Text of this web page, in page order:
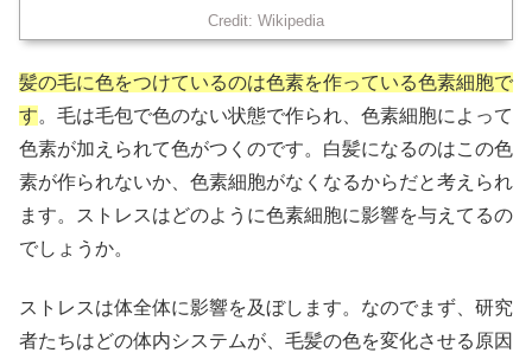
Credit: Wikipedia
髪の毛に色をつけているのは色素を作っている色素細胞で
す。毛は毛包で色のない状態で作られ、色素細胞によって
色素が加えられて色がつくのです。白髪になるのはこの色
素が作られないか、色素細胞がなくなるからだと考えられ
ます。ストレスはどのように色素細胞に影響を与えてるの
でしょうか。
ストレスは体全体に影響を及ぼします。なのでまず、研究
者たちはどの体内システムが、毛髪の色を変化させる原因